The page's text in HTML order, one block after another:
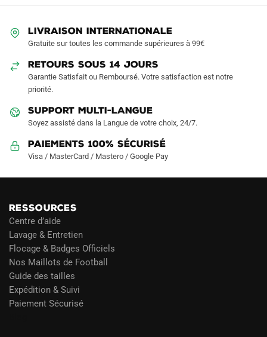
choisies
la
page
produit
page
LIVRAISON INTERNATIONALE
Gratuite sur toutes les commande supérieures à 99€
RETOURS SOUS 14 JOURS
Garantie Satisfait ou Remboursé. Votre satisfaction est notre
priorité.
SUPPORT MULTI-LANGUE
Soyez assisté dans la Langue de votre choix, 24/7.
Paiements 100% Sécurisé
Visa / MasterCard / Mastero / Google Pay
RESSOURCES
Centre d’aide
Lavage & Entretien
Flocage & Badges Officiels
Nos Maillots de Football
Guide des tailles
Expédition & Suivi
Paiement Sécurisé